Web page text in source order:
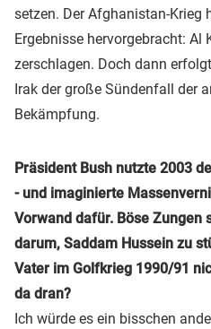
setzen. Der Afghanistan-Krieg
Ergebnisse hervorgebracht:
zerschlagen. Doch dann
Irak der große Sündenfall der
Bekämpfung.
Präsident Bush nutzte 2003
- und imaginierte
Vorwand dafür. Böse Zungen
darum, Saddam Hussein zu
Vater im Golfkrieg 1990/91
da dran?
Ich würde es ein bisschen